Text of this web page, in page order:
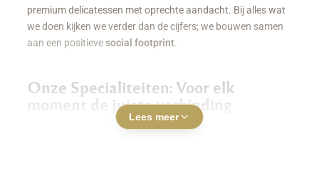
premium delicatessen met oprechte aandacht. Bij alles wat
we doen kijken we verder dan de cijfers; we bouwen samen
aan een positievesocial footprint.
Onze Specialiteiten: Voor elk
moment de juiste verbinding
Luxe Borrelboxen & Borrelpakketten
Lees meer